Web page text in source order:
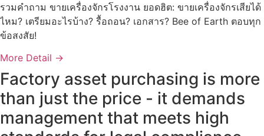
รวมคำถาม ขายเครื่องจักรโรงงาน ยอดฮิต: ขายเครื่องจักรเสียได้
ไหม? เตรียมอะไรบ้าง? รื้อถอน? เอกสาร? Bee of Earth ตอบทุก
ข้อสงสัย!
More Detail ->
Factory asset purchasing is more
than just the price - it demands
management that meets high